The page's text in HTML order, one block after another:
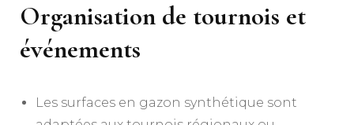
Organisation de tournois et
événements
Les surfaces en gazon synthétique sont